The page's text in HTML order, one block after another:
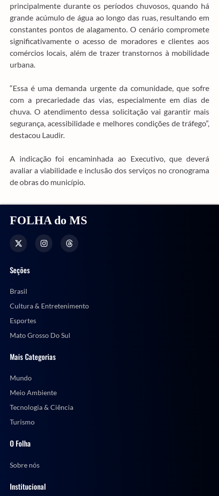
principalmente durante os períodos chuvosos, quando há
grande acúmulo de água ao longo das ruas, resultando em
constantes pontos de alagamento. O cenário compromete
significativamente o acesso de moradores e clientes aos
comércios locais, além de trazer transtornos à mobilidade
urbana.
“Essa é uma demanda urgente da comunidade, que sofre
com a precariedade das vias, especialmente em dias de
chuva. O atendimento dessa solicitação vai garantir mais
segurança, acessibilidade e melhores condições de tráfego”,
destacou Laudir.
A indicação foi encaminhada ao Executivo, que deverá
avaliar a viabilidade e inclusão dos serviços no cronograma
de obras do município.
FOLHA do MS
Seções
Brasil
Cultura & Entretenimento
Esportes
Mato Grosso Do Sul
Mais Categorias
Mundo
Meio Ambiente
Tecnologia & Ciência
Turismo
O Folha
Sobre nós
Institucional